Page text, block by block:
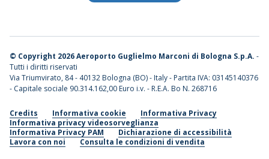
© Copyright 2026 Aeroporto Guglielmo Marconi di Bologna S.p.A. -
Tutti i diritti riservati
Via Triumvirato, 84 - 40132 Bologna (BO) - Italy - Partita IVA: 03145140376
- Capitale sociale 90.314.162,00 Euro i.v. - R.E.A. Bo N. 268716
Credits Informativa cookie
Informativa Privacy
Informativa privacy videosorveglianza
Informativa Privacy PAM
Dichiarazione di accessibilità
Lavora con noi
Consulta le condizioni di vendita